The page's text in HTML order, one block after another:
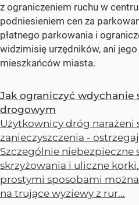
z ograniczeniem ruchu w
podniesieniem cen za
płatnego parkowania i
widzimisię urzędników, ani
mieszkańców miasta.
Jak ograniczyć wdychanie
drogowym
Użytkownicy dróg narażeni
zanieczyszczenia -
Szczególnie niebezpieczne
skrzyżowania i uliczne
prostymi sposobami
na trujące wyziewy z rur...